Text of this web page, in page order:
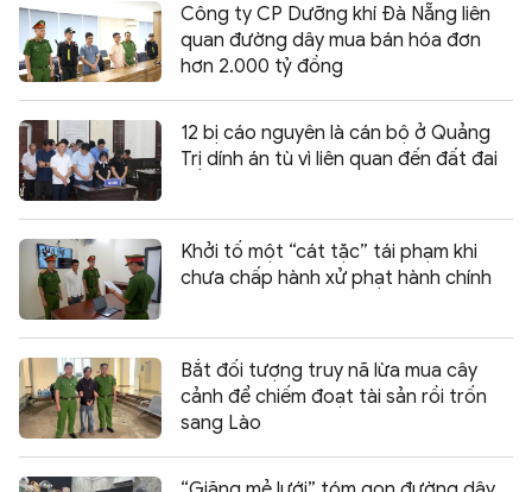
Công ty CP Dưỡng khí Đà Nẵng liên
quan đường dây mua bán hóa đơn
hơn 2.000 tỷ đồng
12 bị cáo nguyên là cán bộ ở Quảng
Trị dính án tù vì liên quan đến đất đai
Khởi tố một “cát tặc” tái phạm khi
chưa chấp hành xử phạt hành chính
Bắt đối tượng truy nã lừa mua cây
cảnh để chiếm đoạt tài sản rồi trốn
sang Lào